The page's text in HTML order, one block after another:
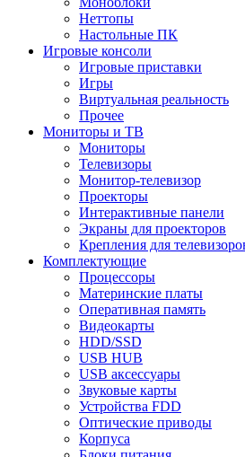
Неттопы
Настольные ПК
Игровые консоли
Игровые приставки
Игры
Виртуальная реальность
Прочее
Мониторы и ТВ
Мониторы
Телевизоры
Монитор-телевизор
Проекторы
Интерактивные панели
Экраны для проекторов
Крепления для
Комплектующие
Процессоры
Материнские платы
Оперативная память
Видеокарты
HDD/SSD
USB HUB
USB аксессуары
Звуковые карты
Устройства FDD
Оптические приводы
Корпуса